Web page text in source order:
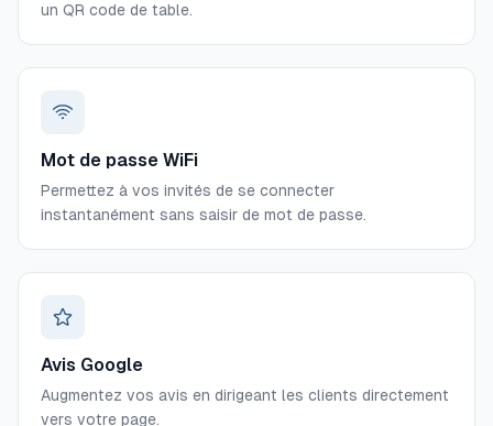
un QR code de table.
Mot de passe WiFi
Permettez à vos invités de se connecter
instantanément sans saisir de mot de passe.
Avis Google
Augmentez vos avis en dirigeant les clients directement
vers votre page.